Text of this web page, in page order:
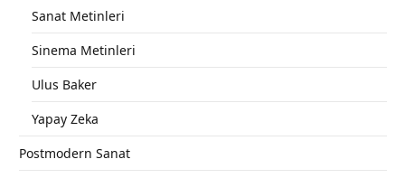
Sanat Metinleri
Sinema Metinleri
Ulus Baker
Yapay Zeka
Postmodern Sanat